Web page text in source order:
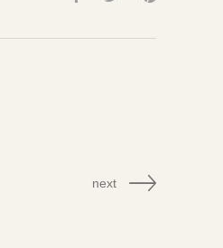
next